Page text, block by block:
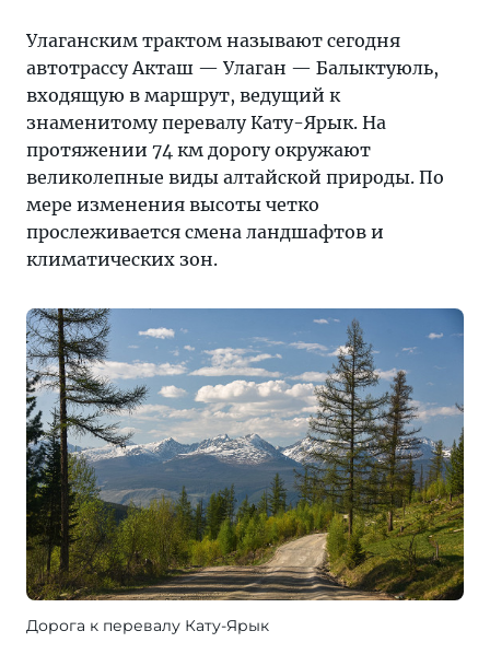
Улаганским трактом называют сегодня
автотрассу Акташ — Улаган — Балыктуюль,
входящую в маршрут, ведущий к
знаменитому перевалу Кату-Ярык. На
протяжении 74 км дорогу окружают
великолепные виды алтайской природы. По
мере изменения высоты четко
прослеживается смена ландшафтов и
климатических зон.
Дорога к перевалу Кату-Ярык